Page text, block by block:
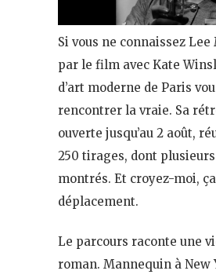
Si vous ne connaissez
par le film avec Kate
d’art moderne de Paris
rencontrer la vraie. Sa
ouverte jusqu’au 2 août,
250 tirages, dont
montrés. Et croyez-moi,
déplacement.
Le parcours raconte une
roman. Mannequin à New